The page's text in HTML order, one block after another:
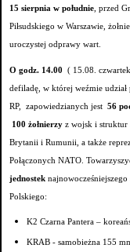
15 sierpnia w południe , przed
Piłsudskiego w Warszawie,
uroczystej odprawy wart.
O godz. 14.00 ( 15.08.
defiladę, w której weźmie udział
RP, zapowiedzianych jest 56
100 żołnierzy z wojsk i struktur
Brytanii i Rumunii, a także
Połączonych NATO.
jednostek
Polskiego:
K2 Czarna Pantera –
KRAB - samobieżna 155